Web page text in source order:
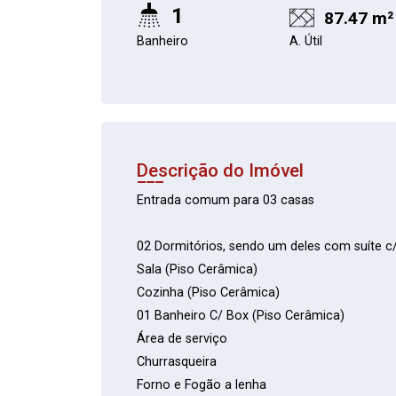
1
Banheiro
87.47 m²
A. Útil
Descrição do Imóvel
Entrada comum para 03 casas
02 Dormitórios, sendo um deles com suíte
Sala (Piso Cerâmica)
Cozinha (Piso Cerâmica)
01 Banheiro C/ Box (Piso Cerâmica)
Área de serviço
Churrasqueira
Forno e Fogão a lenha